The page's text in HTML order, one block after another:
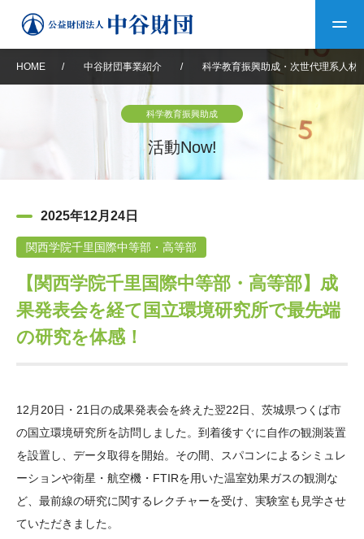
中谷財団について
設立趣意書 財団概要
沿革 40年史デジタルブック
中谷財団40年史
年報一覧 中谷財団レポート
中谷財団事業紹介 中谷賞
神戸賞 長期大型研究助成
研究助成
ム
科学教育振興助成・
次世代理系人材育成プ
ログラム助成
中谷財団動画紹介
その他情報
その他情報
アクセス よくあるご質問
サイトマップ 中谷財団アーカイブ
お問い合わせ
日本語 English マイページ
HOME / 中谷財団事業紹介 / 科学教育振興助成・次世代理系人材
科学教育振興助成
活動Now!
2025年12月24日
関西学院千里国際中等部・高等部
【関西学院千里国際中等部・高等部】成
果発表会を経て国立環境研究所で最先端
の研究を体感！
12月20日・21日の成果発表会を終えた翌22日、茨城県つくば市
の国立環境研究所を訪問しました。到着後すぐに自作の観測装置
を設置し、データ取得を開始。その間、スパコンによるシミュレ
ーションや衛星・航空機・FTIRを用いた温室効果ガスの観測な
ど、最前線の研究に関するレクチャーを受け、実験室も見学させ
ていただきました。